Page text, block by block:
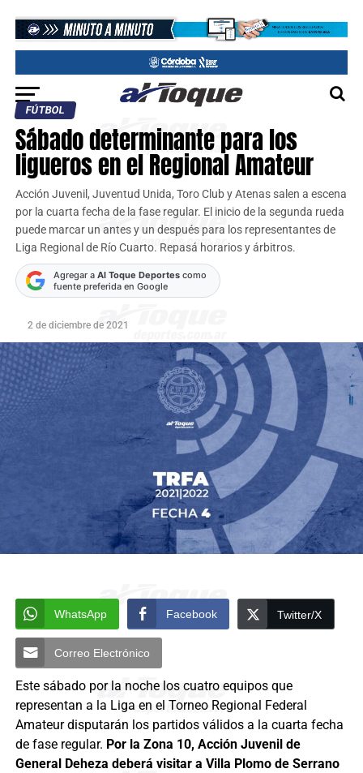
FÚTBOL
Sábado determinante para los
ligueros en el Regional Amateur
Acción Juvenil, Juventud Unida, Toro Club y Atenas salen a escena
por la cuarta fecha de la fase regular. El inicio de la segunda rueda
puede marcar un antes y un después para los representantes de
Liga Regional de Río Cuarto. Repasá horarios y árbitros.
Agregar a Al Toque Deportescomo
fuente preferida en Google
2 de diciembre de 2021
WhatsApp Facebook Twitter/X
Correo Electrónico
Este sábado por la noche los cuatro equipos que
representan a la Liga en el Torneo Regional Federal
Amateur disputarán los partidos válidos a la cuarta fecha
de fase regular. Por la Zona 10, Acción Juvenil de
General Deheza deberá visitar a Villa Plomo de Serrano